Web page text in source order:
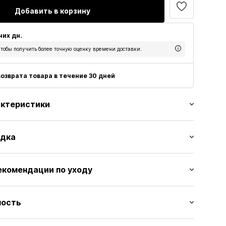
Добавить в корзину
дн.
получить более точную оценку времени доставки.
товара в течение 30 дней
талии
по уходу
- PES